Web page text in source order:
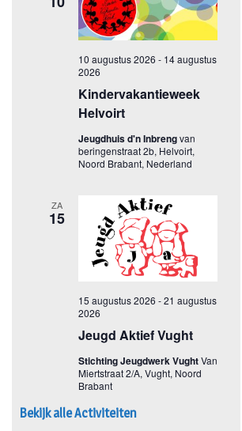
Bekijk alle Activiteiten